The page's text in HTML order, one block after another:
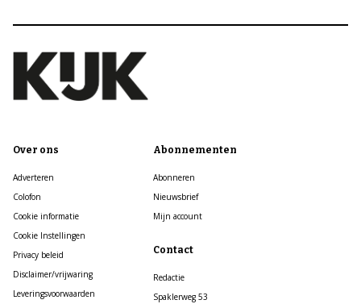
Over ons
Adverteren
Colofon
Cookie informatie
Cookie Instellingen
Privacy beleid
Disclaimer/vrijwaring
Leveringsvoorwaarden
Abonnementen
Abonneren
Nieuwsbrief
Mijn account
Contact
Redactie
Spaklerweg 53